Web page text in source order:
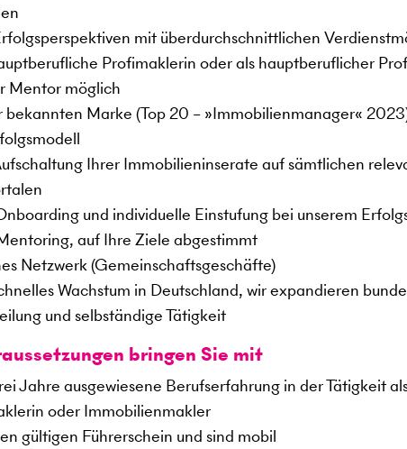
mit überdurchschnittlichen
Profimaklerin oder als hauptberuflicher
Mentor möglich
bekannten Marke (Top 20 – »Immobilienmanager«
Ihrer Immobilieninserate auf sämtlichen
und individuelle Einstufung bei unserem
auf Ihre Ziele abgestimmt
Netzwerk (Gemeinschaftsgeschäfte)
Wachstum in Deutschland, wir expandieren
und selbständige Tätigkeit
bringen Sie mit
Jahre ausgewiesene Berufserfahrung in der Tätigkeit
oder Immobilienmakler
gültigen Führerschein und sind mobil